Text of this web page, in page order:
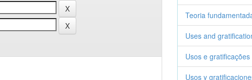
Teoria
Uses and
Usos e gratificações
Usos y